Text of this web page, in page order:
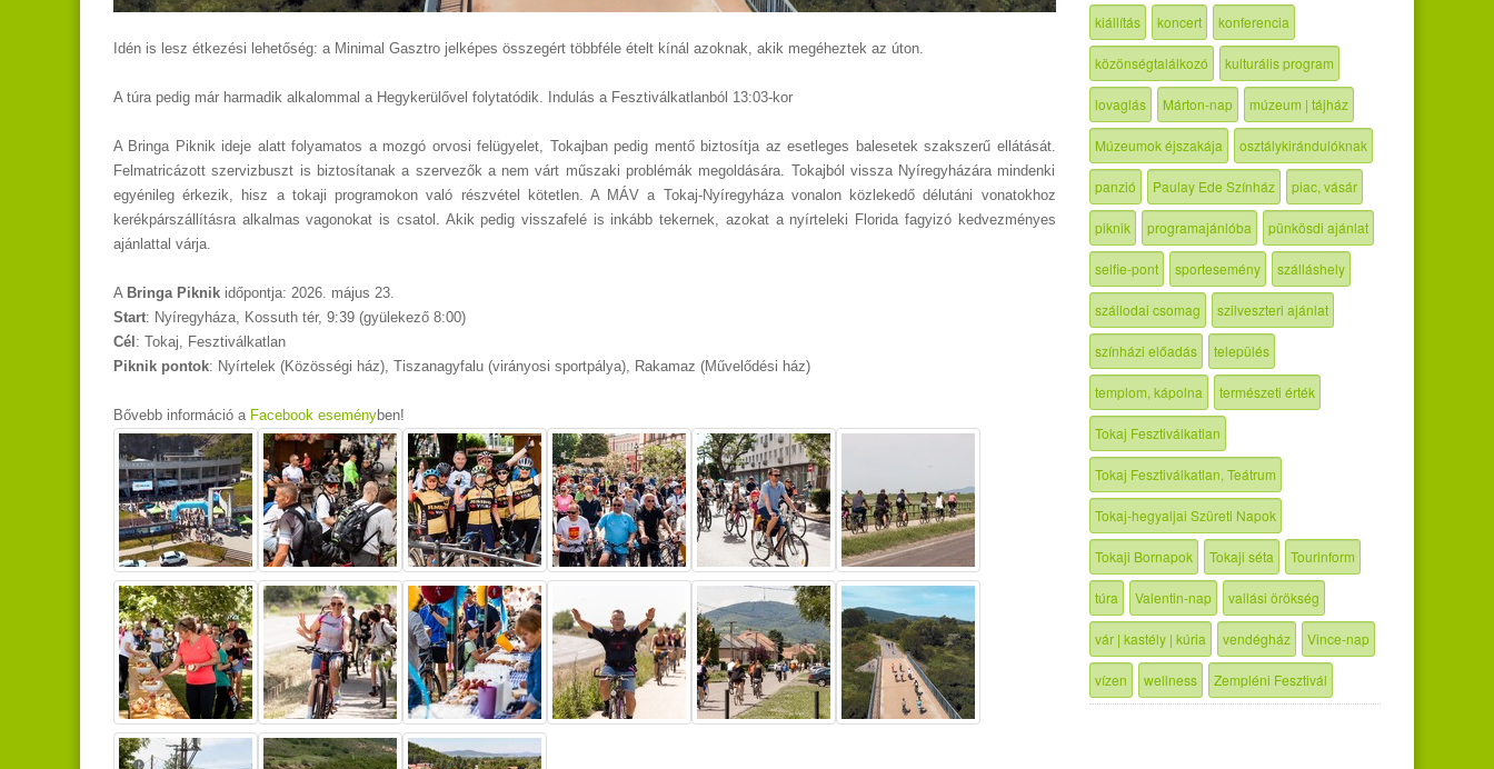
Idén is lesz étkezési lehetőség: a Minimal Gasztro jelképes összegért többféle ételt kínál azoknak, akik megéheztek az úton.
A túra pedig már harmadik alkalommal a Hegykerülővel folytatódik. Indulás a Fesztiválkatlanból 13:03-kor
A Bringa Piknik ideje alatt folyamatos a mozgó orvosi felügyelet, Tokajban pedig mentő biztosítja az esetleges balesetek szakszerű ellátását.
Felmatricázott szervizbuszt is biztosítanak a szervezők a nem várt műszaki problémák megoldására. Tokajból vissza Nyíregyházára mindenki
egyénileg érkezik, hisz a tokaji programokon való részvétel kötetlen. A MÁV a Tokaj-Nyíregyháza vonalon közlekedő délutáni vonatokhoz
kerékpárszállításra alkalmas vagonokat is csatol. Akik pedig visszafelé is inkább tekernek, azokat a nyírteleki Florida fagyizó kedvezményes
ajánlattal várja.
A Bringa Piknik időpontja: 2026. május 23.
Start: Nyíregyháza, Kossuth tér, 9:39 (gyülekező 8:00)
Cél : Tokaj, Fesztiválkatlan
Piknik pontok: Nyírtelek (Közösségi ház), Tiszanagyfalu (virányosi sportpálya), Rakamaz (Művelődési ház)
Bővebb információ a Facebook eseményben!
kiállítás koncert konferencia
közönségtalálkozó kulturális program
lovaglás Márton-nap múzeum | tájház
Múzeumok éjszakája osztálykirándulóknak
panzió Paulay Ede Színház piac, vásár
piknik programajánlóba pünkösdi ajánlat
selfie-pont sportesemény szálláshely
szállodai csomag szilveszteri ajánlat
színházi előadás település
templom, kápolna természeti érték
Tokaj Fesztiválkatlan
Tokaj Fesztiválkatlan, Teátrum
Tokaj-hegyaljai Szüreti Napok
Tokaji Bornapok Tokaji séta Tourinform
túra Valentin-nap vallási örökség
vár | kastély | kúria vendégház Vince-nap
vízen wellness Zempléni Fesztivál